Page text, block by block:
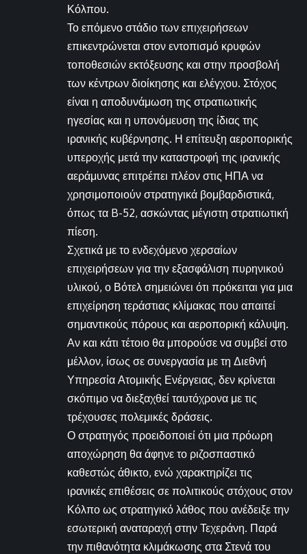
Κόλπου.
Το επόμενο στάδιο των επιχειρήσεων
επικεντρώνεται στον εντοπισμό κρυφών
τοποθεσιών εκτόξευσης και στην προσβολή
των κέντρων διοίκησης και ελέγχου. Στόχος
είναι η αποδυνάμωση της στρατιωτικής
ηγεσίας και η υπονόμευση της ίδιας της
ιρανικής κυβέρνησης. Η επίτευξη αεροπορικής
υπεροχής μετά την καταστροφή της ιρανικής
αεράμυνας επιτρέπει πλέον στις ΗΠΑ να
χρησιμοποιούν στρατηγικά βομβαρδιστικά,
όπως τα B-52, ασκώντας μέγιστη στρατιωτική
πίεση.
Σχετικά με το ενδεχόμενο χερσαίων
επιχειρήσεων για την εξασφάλιση πυρηνικού
υλικού, ο Βότελ σημειώνει ότι πρόκειται για μια
επιχείρηση τεράστιας κλίμακας που απαιτεί
σημαντικούς πόρους και αεροπορική κάλυψη.
Αν και κάτι τέτοιο θα μπορούσε να συμβεί στο
μέλλον, ίσως σε συνεργασία με τη Διεθνή
Υπηρεσία Ατομικής Ενέργειας, δεν κρίνεται
σκόπιμο να διεξαχθεί ταυτόχρονα με τις
τρέχουσες πολεμικές δράσεις.
Ο στρατηγός προειδοποιεί ότι μια πρόωρη
αποχώρηση θα άφηνε το ριζοσπαστικό
καθεστώς άθικτο, ενώ χαρακτηρίζει τις
ιρανικές επιθέσεις σε πολιτικούς στόχους στον
Κόλπο ως στρατηγικό λάθος που ανέδειξε την
εσωτερική αναταραχή στην Τεχεράνη. Παρά
την πιθανότητα κλιμάκωσης στα Στενά του